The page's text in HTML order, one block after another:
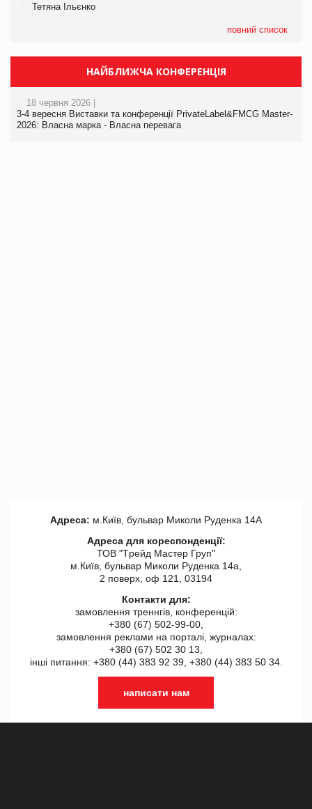
Тетяна Ільєнко
повний список
НАЙБЛИЖЧА КОНФЕРЕНЦІЯ
18 червня 2026 |
3-4 вересня Виставки та конференції PrivateLabel&FMCG Master-
2026: Власна марка - Власна перевага
Адреса: м.Київ, бульвар Миколи Руденка 14А
Адреса для кореспонденції:
ТОВ "Tрейд Мастер Груп"
м.Київ, бульвар Миколи Руденка 14а,
2 поверх, оф 121, 03194
Контакти для:
замовлення треннгів, конференцій:
+380 (67) 502-99-00,
замовлення реклами на порталі, журналах:
+380 (67) 502 30 13,
інші питання: +380 (44) 383 92 39, +380 (44) 383 50 34.
написати нам